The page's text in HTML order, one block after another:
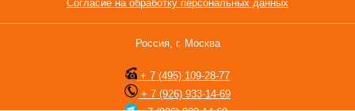
Согласие на обработку персональных данных
Россия, г. Москва
+ 7 (495) 109-28-77
+ 7 (926) 933-14-69